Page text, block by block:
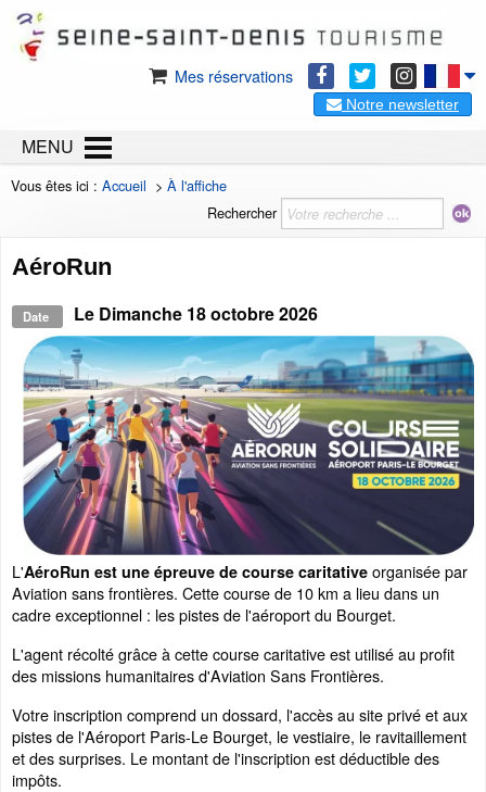
Mes réservations
Notre newsletter
MENU
Vous êtes ici : Accueil > À l'affiche
Rechercher
AéroRun
Date Le Dimanche 18 octobre 2026
L'AéroRun est une épreuve de course caritative organisée par
Aviation sans frontières. Cette course de 10 km a lieu dans un
cadre exceptionnel : les pistes de l'aéroport du Bourget.
L'agent récolté grâce à cette course caritative est utilisé au profit
des missions humanitaires d'Aviation Sans Frontières.
Votre inscription comprend un dossard, l'accès au site privé et aux
pistes de l'Aéroport Paris-Le Bourget, le vestiaire, le ravitaillement
et des surprises. Le montant de l'inscription est déductible des
impôts.